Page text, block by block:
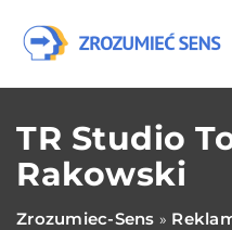
TR Studio
Rakowski
Zrozumiec-Sens »